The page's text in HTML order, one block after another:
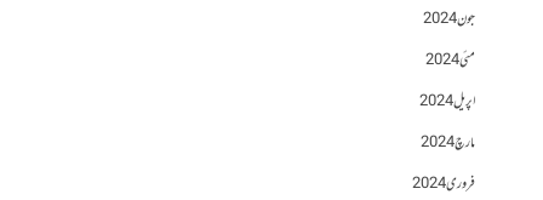
جون 2024
مئی 2024
اپریل 2024
مارچ 2024
فروری 2024